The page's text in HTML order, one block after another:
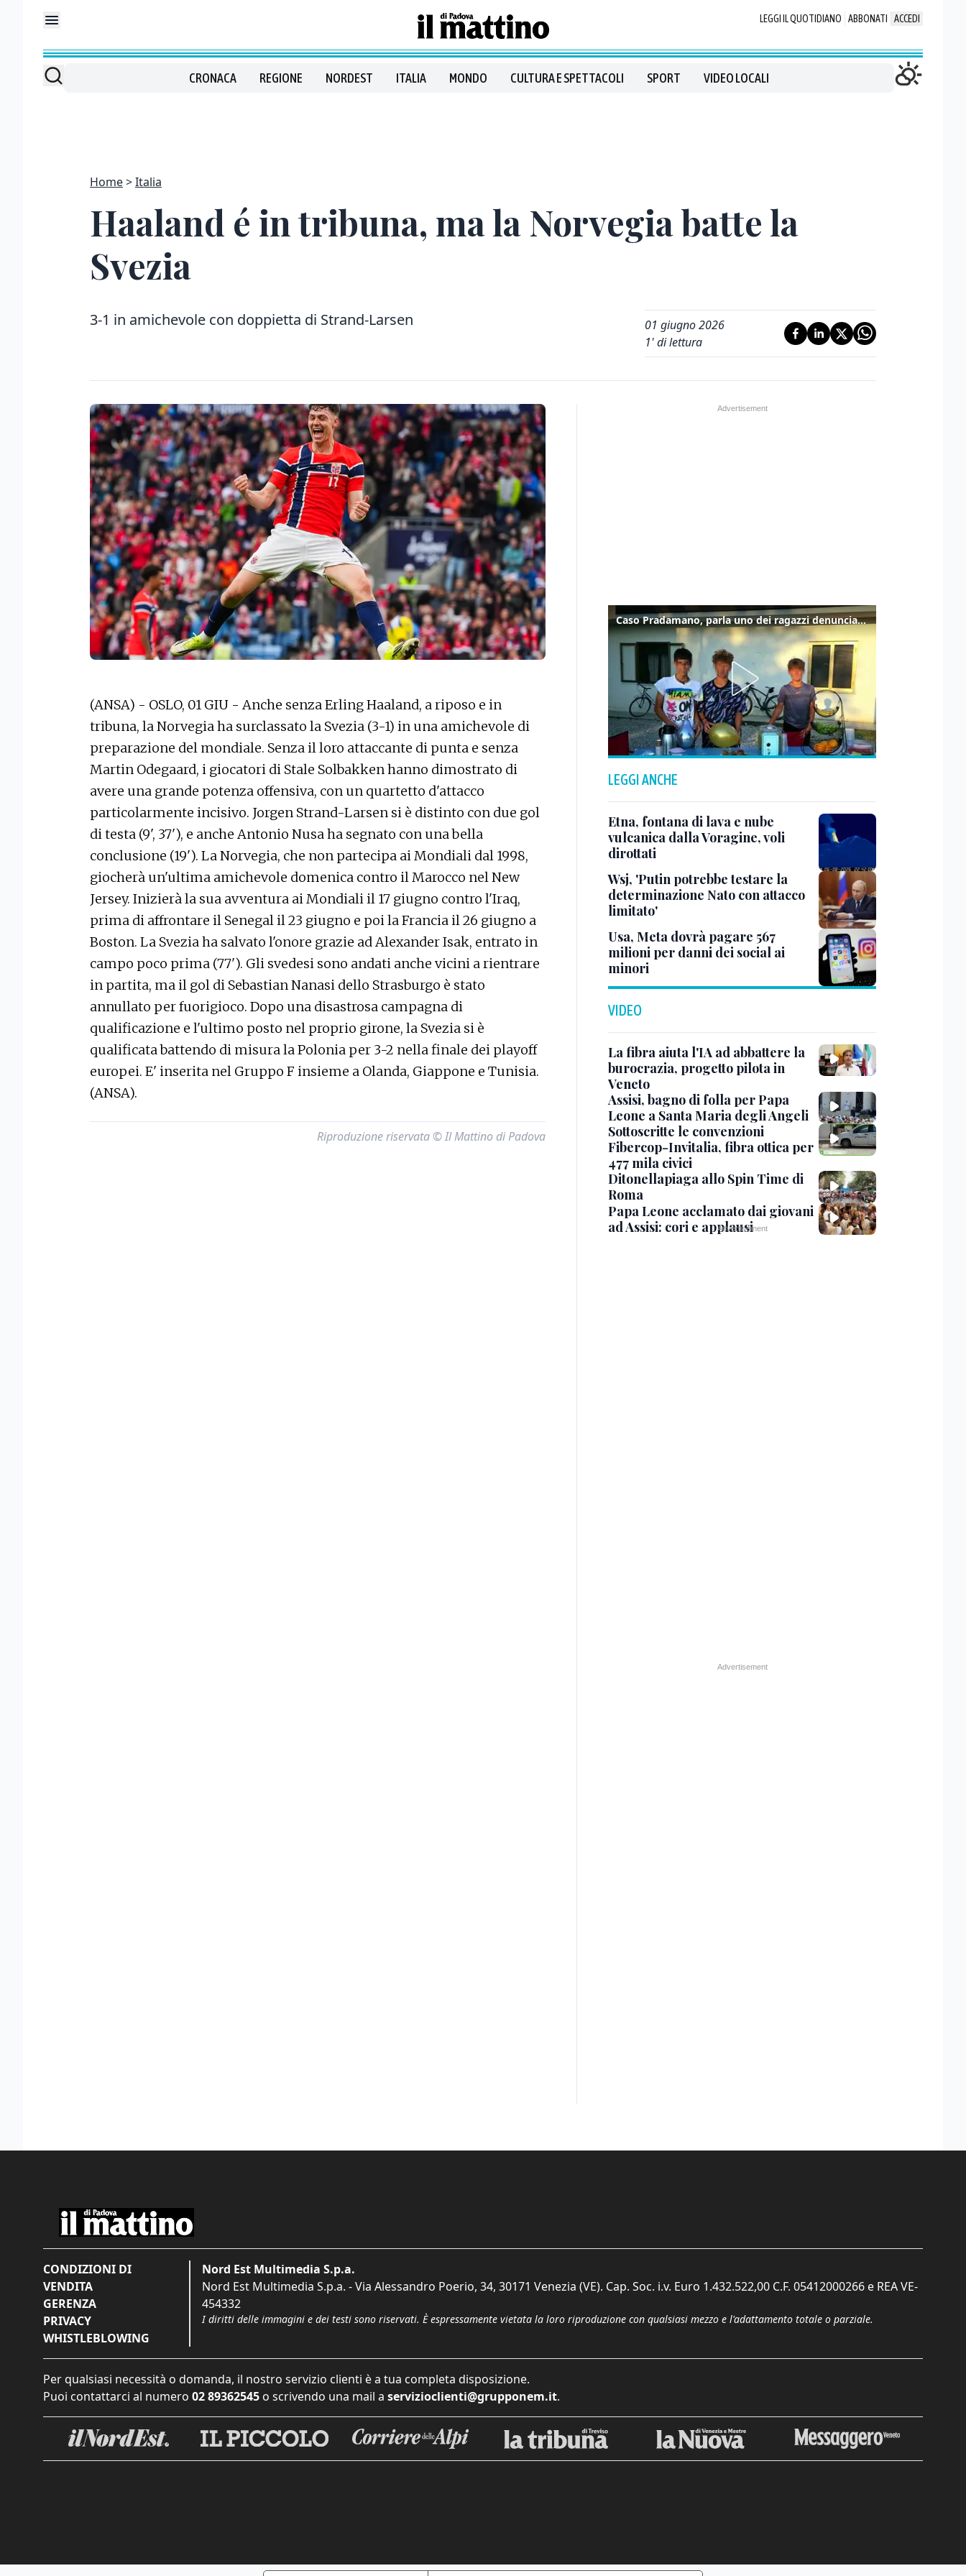
LEGGI IL QUOTIDIANO ABBONATI ACCEDI
CRONACA REGIONE NORDEST ITALIA MONDO CULTURA E SPETTACOLI SPORT VIDEO LOCALI
Home Italia
Haaland é in tribuna, ma la Norvegia batte la
Svezia
3-1 in amichevole con doppietta di Strand-Larsen
01 giugno 2026
1' di lettura
(ANSA) - OSLO, 01 GIU - Anche senza Erling Haaland, a riposo e in
tribuna, la Norvegia ha surclassato la Svezia (3-1) in una amichevole di
preparazione del mondiale. Senza il loro attaccante di punta e senza
Martin Odegaard, i giocatori di Stale Solbakken hanno dimostrato di
avere una grande potenza offensiva, con un quartetto d'attacco
particolarmente incisivo. Jorgen Strand-Larsen si è distinto con due gol
di testa (9', 37'), e anche Antonio Nusa ha segnato con una bella
conclusione (19'). La Norvegia, che non partecipa ai Mondiali dal 1998,
giocherà un'ultima amichevole domenica contro il Marocco nel New
Jersey. Inizierà la sua avventura ai Mondiali il 17 giugno contro l'Iraq,
prima di affrontare il Senegal il 23 giugno e poi la Francia il 26 giugno a
Boston. La Svezia ha salvato l'onore grazie ad Alexander Isak, entrato in
campo poco prima (77'). Gli svedesi sono andati anche vicini a rientrare
in partita, ma il gol di Sebastian Nanasi dello Strasburgo è stato
annullato per fuorigioco. Dopo una disastrosa campagna di
qualificazione e l'ultimo posto nel proprio girone, la Svezia si è
qualificata battendo di misura la Polonia per 3-2 nella finale dei playoff
europei. E' inserita nel Gruppo F insieme a Olanda, Giappone e Tunisia.
(ANSA).
Riproduzione riservata © Il Mattino di Padova
Caso Pradamano, parla uno dei ragazzi denunciati per la limonata: "Volevo anche aiutare i miei"
LEGGI ANCHE
Etna, fontana di lava e nube
vulcanica dalla Voragine, voli
dirottati
Wsj, 'Putin potrebbe testare la
determinazione Nato con attacco
limitato'
Usa, Meta dovrà pagare 567
milioni per danni dei social ai
minori
VIDEO
La fibra aiuta l'IA ad abbattere la
burocrazia, progetto pilota in
Veneto
Assisi, bagno di folla per Papa
Leone a Santa Maria degli Angeli
Sottoscritte le convenzioni
Fibercop-Invitalia, fibra ottica per
477 mila civici
Ditonellapiaga allo Spin Time di
Roma
Papa Leone acclamato dai giovani
ad Assisi: cori e applausi
CONDIZIONI DI
VENDITA
GERENZA
PRIVACY
WHISTLEBLOWING
Nord Est Multimedia S.p.a.
Nord Est Multimedia S.p.a. - Via Alessandro Poerio, 34, 30171 Venezia (VE). Cap. Soc. i.v. Euro 1.432.522,00 C.F. 05412000266 e REA VE-
454332
I diritti delle immagini e dei testi sono riservati. È espressamente vietata la loro riproduzione con qualsiasi mezzo e l'adattamento totale o parziale.
Per qualsiasi necessità o domanda, il nostro servizio clienti è a tua completa disposizione.
Puoi contattarci al numero 02 89362545 o scrivendo una mail a servizioclienti@grupponem.it.